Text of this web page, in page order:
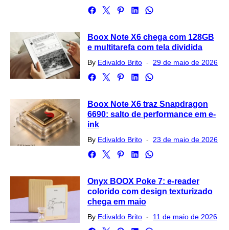
Boox Note X6 chega com 128GB
e multitarefa com tela dividida
By Edivaldo Brito
Posted
29 de maio de 2026
Boox Note X6 traz Snapdragon
6690: salto de performance em e-
ink
By Edivaldo Brito
Posted
23 de maio de 2026
Onyx BOOX Poke 7: e-reader
colorido com design texturizado
chega em maio
By Edivaldo Brito
Posted
11 de maio de 2026